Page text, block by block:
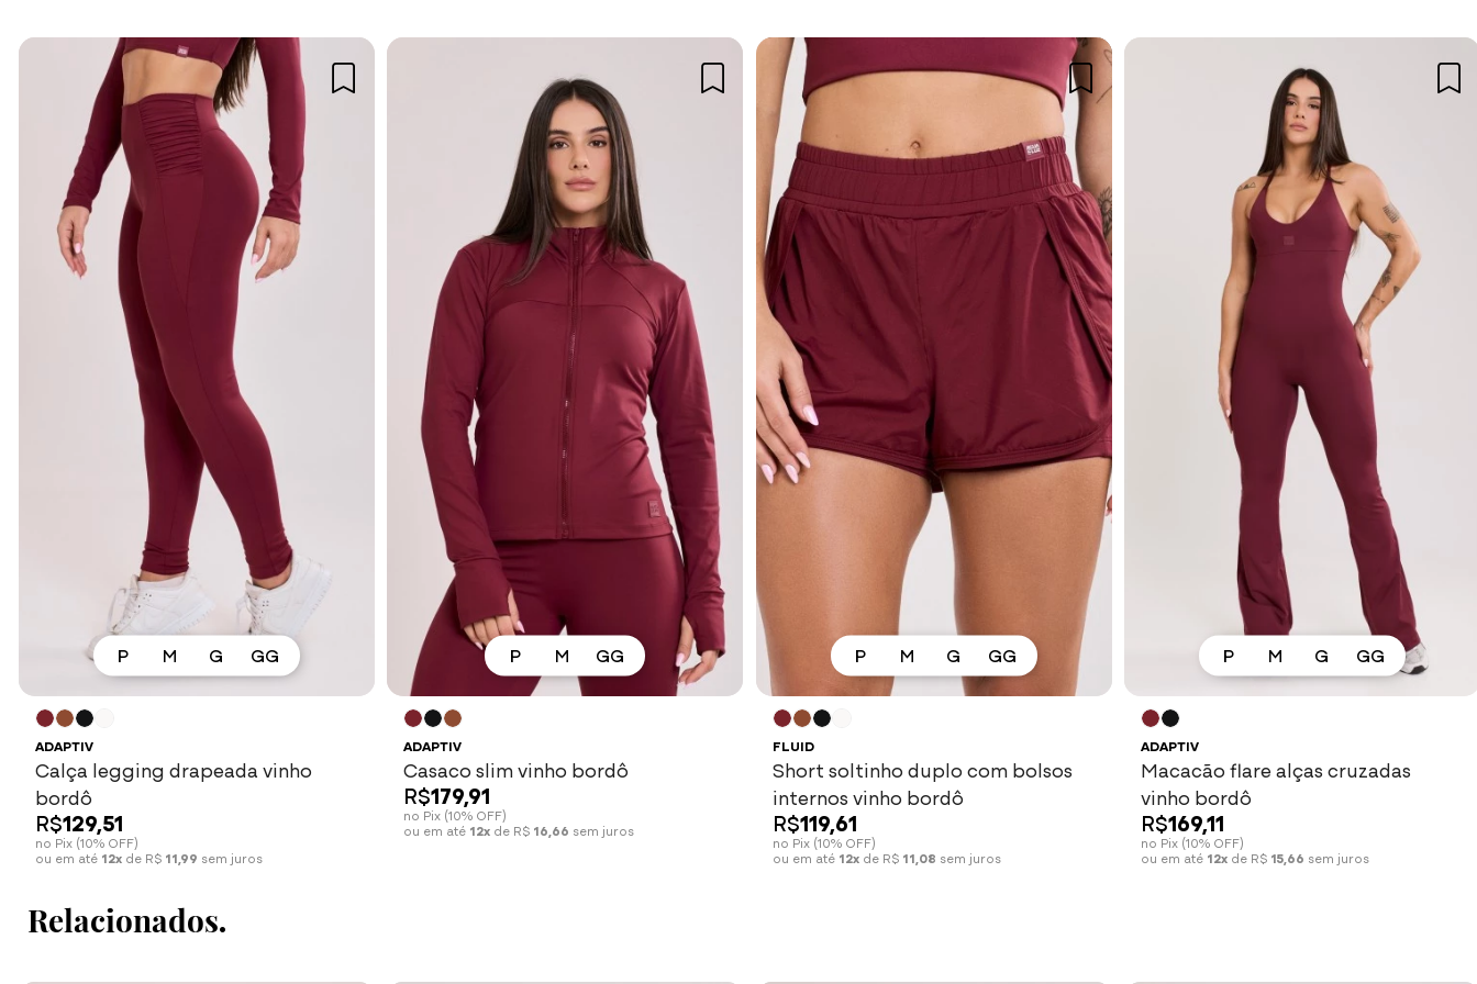
P M G
GG
Ver mais
ADAPTIV
Calça legging drapeada vinho
bordô
R$129,51
no Pix (10% OFF)
ou em até 12x de R$ 11,99 sem juros
P M
GG
Ver mais
ADAPTIV
Casaco slim vinho bordô
R$179,91
no Pix (10% OFF)
ou em até 12x de R$ 16,66 sem juros
P M G
GG
Ver mais
FLUID
Short soltinho duplo com bolsos
internos vinho bordô
R$119,61
no Pix (10% OFF)
ou em até 12xde R$ 11,08 sem juros
P M G
GG
Ver mais
ADAPTIV
Macacão flare alças cruzadas
vinho bordô
R$169,11
no Pix (10% OFF)
ou em até 12xde R$ 15,66 sem juros
Relacionados